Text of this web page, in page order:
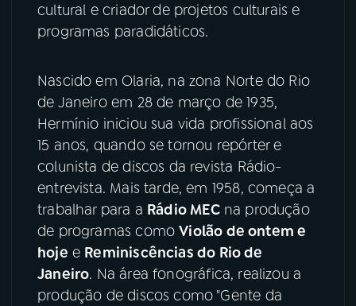
Instagram X
cultural e criador de projetos culturais e
programas paradidáticos.
Nascido em Olaria, na zona Norte do Rio
de Janeiro em 28 de março de 1935,
Hermínio iniciou sua vida profissional aos
15 anos, quando se tornou repórter e
colunista de discos da revista Rádio-
entrevista. Mais tarde, em 1958, começa a
trabalhar para a Rádio MECna produção
de programas comoViolão de ontem e
hoje e Reminiscências do Rio de
Janeiro. Na área fonográfica, realizou a
produção de discos como "Gente da